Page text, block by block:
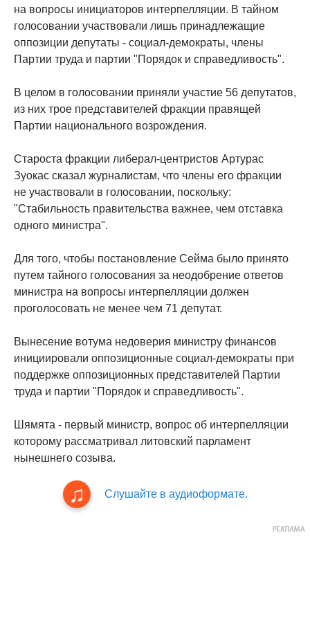
на вопросы инициаторов интерпелляции. В тайном
голосовании участвовали лишь принадлежащие
оппозиции депутаты - социал-демократы, члены
Партии труда и партии "Порядок и справедливость".
В целом в голосовании приняли участие 56 депутатов,
из них трое представителей фракции правящей
Партии национального возрождения.
Староста фракции либерал-центристов Артурас
Зуокас сказал журналистам, что члены его фракции
не участвовали в голосовании, поскольку:
"Стабильность правительства важнее, чем отставка
одного министра".
Для того, чтобы постановление Сейма было принято
путем тайного голосования за неодобрение ответов
министра на вопросы интерпелляции должен
проголосовать не менее чем 71 депутат.
Вынесение вотума недоверия министру финансов
инициировали оппозиционные социал-демократы при
поддержке оппозиционных представителей Партии
труда и партии "Порядок и справедливость".
Шямята - первый министр, вопрос об интерпелляции
которому рассматривал литовский парламент
нынешнего созыва.
Слушайте в аудиоформате.